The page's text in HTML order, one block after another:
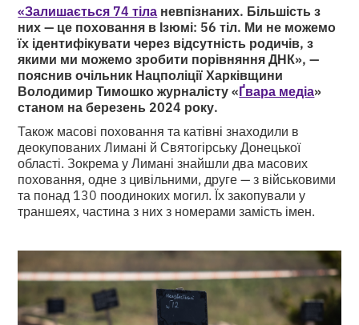
«Залишається 74 тіла невпізнаних. Більшість з
них — це поховання в Ізюмі: 56 тіл. Ми не можемо
їх ідентифікувати через відсутність родичів, з
якими ми можемо зробити порівняння ДНК», —
пояснив очільник Нацполіції Харківщини
Володимир Тимошко журналісту «Ґвара медіа»
станом на березень 2024 року.
Також масові поховання та катівні знаходили в
деокупованих Лимані й Святогірську Донецької
області. Зокрема у Лимані знайшли два масових
поховання, одне з цивільними, друге — з військовими
та понад 130 поодиноких могил. Їх закопували у
траншеях, частина з них з номерами замість імен.